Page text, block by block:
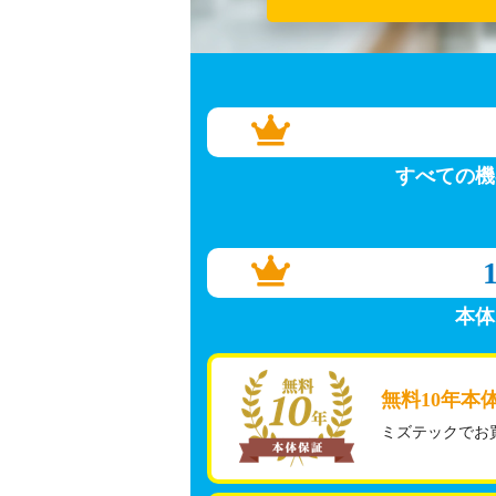
すべての
本
無料10年本
ミズテックで